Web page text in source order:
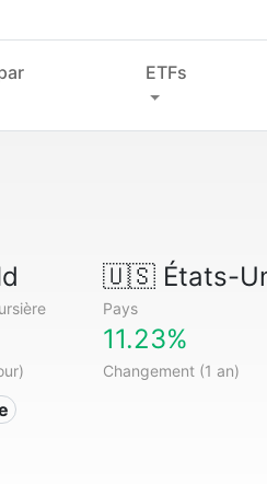
ETFs
🇺🇸États-
Pays
11.23%
Changement (1 an)